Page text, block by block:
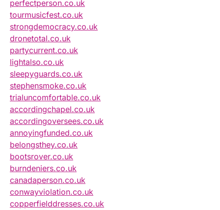
perfectperson.co.uk
tourmusicfest.co.uk
strongdemocracy.co.uk
dronetotal.co.uk
partycurrent.co.uk
lightalso.co.uk
sleepyguards.co.uk
stephensmoke.co.uk
trialuncomfortable.co.uk
accordingchapel.co.uk
accordingoversees.co.uk
annoyingfunded.co.uk
belongsthey.co.uk
bootsrover.co.uk
burndeniers.co.uk
canadaperson.co.uk
conwayviolation.co.uk
copperfielddresses.co.uk